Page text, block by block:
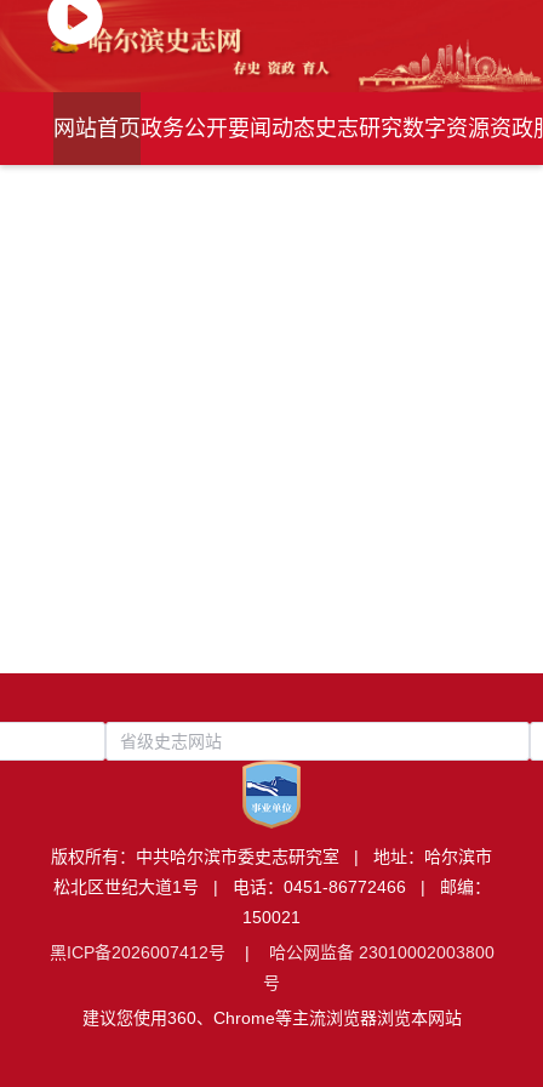
网站首页政务公开要闻动态史志研究数字资源资政
省级史志网站
版权所有：中共哈尔滨市委史志研究室 | 地址：哈尔滨市
松北区世纪大道1号 | 电话：0451-86772466 | 邮编：
150021
黑ICP备2026007412号 | 哈公网监备 23010002003800
号
建议您使用360、Chrome等主流浏览器浏览本网站